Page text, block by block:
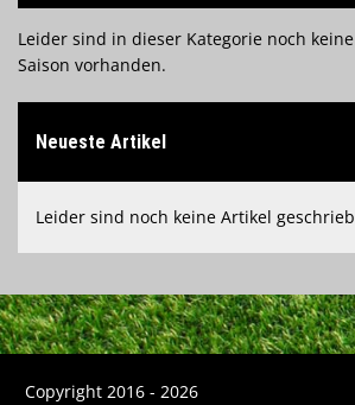
Spielstätten
Formulare & Anträge
Kontaktdaten
Leider sind in dieser Kategorie noch
Saison vorhanden.
Neueste Artikel
Leider sind noch keine Artikel
Copyright 2016 - 2026